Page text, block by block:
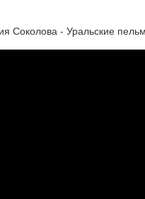
Соколова - Уральские